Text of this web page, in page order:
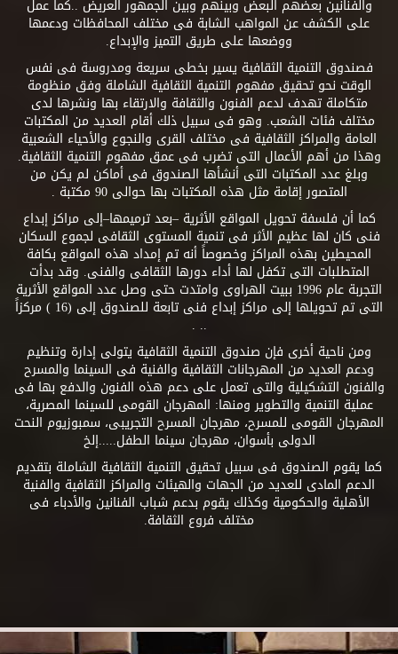
والفنانين بعضهم البعض وبينهم وبين الجمهور العريض ..كما عمل
على الكشف عن المواهب الشابة فى مختلف المحافظات ودعمها
ووضعها على طريق التميز والإبداع.
فصندوق التنمية الثقافية يسير بخطى سريعة ومدروسة فى نفس
الوقت نحو تحقيق مفهوم التنمية الثقافية الشاملة وفق منظومة
متكاملة تهدف لدعم الفنون والثقافة والارتقاء بها ونشرها لدى
مختلف فئات الشعب. وهو فى سبيل ذلك أقام العديد من المكتبات
العامة والمراكز الثقافية فى مختلف القرى والنجوع والأحياء الشعبية
وهذا من أهم الأعمال التى تضرب فى عمق مفهوم التنمية الثقافية.
وبلغ عدد المكتبات التى أنشأها الصندوق فى أماكن لم يكن من
المتصور إقامة مثل هذه المكتبات بها حوالى 90 مكتبة .
كما أن فلسفة تحويل المواقع الأثرية –بعد ترميمها–إلى مراكز إبداع
فنى كان لها عظيم الأثر فى تنمية المستوى الثقافى لجموع السكان
المحيطين بهذه المراكز وخصوصاً أنه تم إمداد هذه المواقع بكافة
المتطلبات التى تكفل لها أداء دورها الثقافى والفنى. وقد بدأت
التجربة عام 1996 ببيت الهراوى وامتدت حتى وصل عدد المواقع الأثرية
التى تم تحويلها إلى مراكز إبداع فنى تابعة للصندوق إلى (16 ) مركزاً
.. .
ومن ناحية أخرى فإن صندوق التنمية الثقافية يتولى إدارة وتنظيم
ودعم العديد من المهرجانات الثقافية والفنية فى السينما والمسرح
والفنون التشكيلية والتى تعمل على دعم هذه الفنون والدفع بها فى
عملية التنمية والتطوير ومنها: المهرجان القومى للسينما المصرية،
المهرجان القومى للمسرح، مهرجان المسرح التجريبى، سمبوزيوم النحت
الدولى بأسوان، مهرجان سينما الطفل.....إلخ
كما يقوم الصندوق فى سبيل تحقيق التنمية الثقافية الشاملة بتقديم
الدعم المادى للعديد من الجهات والهيئات والمراكز الثقافية والفنية
الأهلية والحكومية وكذلك يقوم بدعم شباب الفنانين والأدباء فى
مختلف فروع الثقافة.